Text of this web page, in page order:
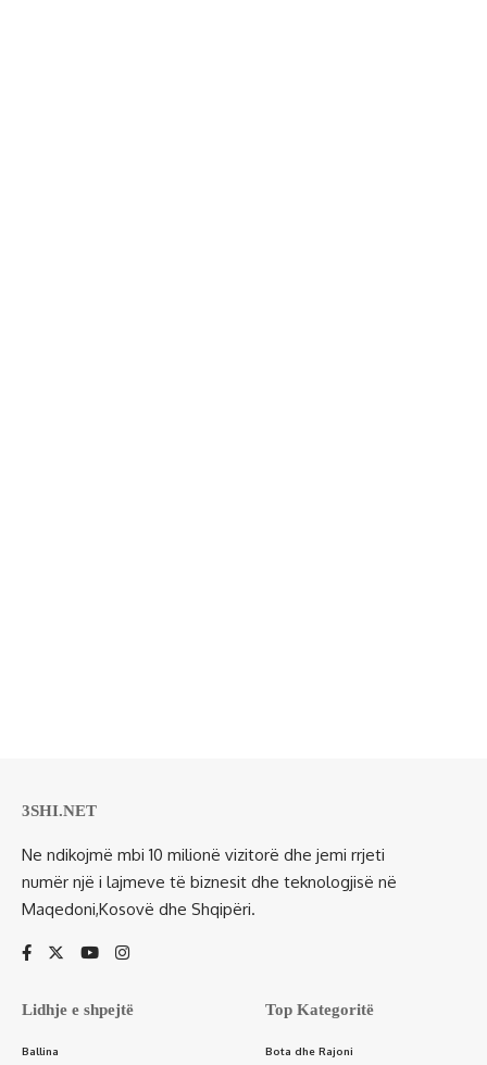
3SHI.NET
Ne ndikojmë mbi 10 milionë vizitorë dhe jemi rrjeti
numër një i lajmeve të biznesit dhe teknologjisë në
Maqedoni,Kosovë dhe Shqipëri.
Lidhje e shpejtë
Ballina
Top Kategoritë
Bota dhe Rajoni